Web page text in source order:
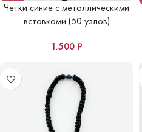
Четки синие с металлическими
вставками (50 узлов)
1.500 ₽